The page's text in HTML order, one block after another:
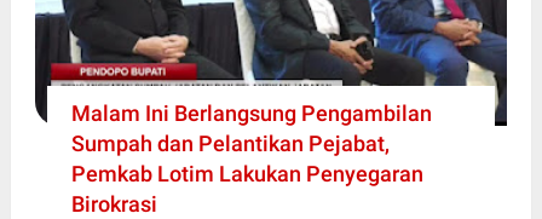
Malam Ini Berlangsung Pengambilan
Sumpah dan Pelantikan Pejabat,
Pemkab Lotim Lakukan Penyegaran
Birokrasi